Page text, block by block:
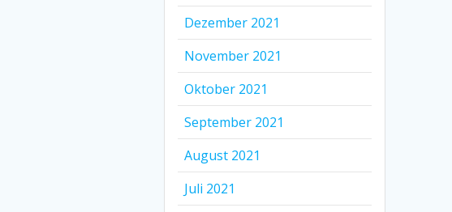
Dezember 2021
November 2021
Oktober 2021
September 2021
August 2021
Juli 2021